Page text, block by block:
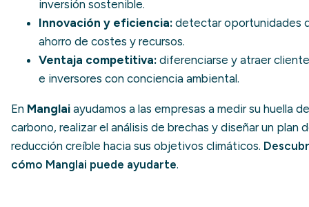
inversión sostenible.
Innovación y eficiencia: detectar oportunidades
ahorro de costes y recursos.
Ventaja competitiva: diferenciarse y atraer
e inversores con conciencia ambiental.
En Manglai ayudamos a las empresas a medir su huella de
carbono, realizar el análisis de brechas y diseñar un plan
reducción creíble hacia sus objetivos climáticos.
cómo Manglai puede ayudarte.